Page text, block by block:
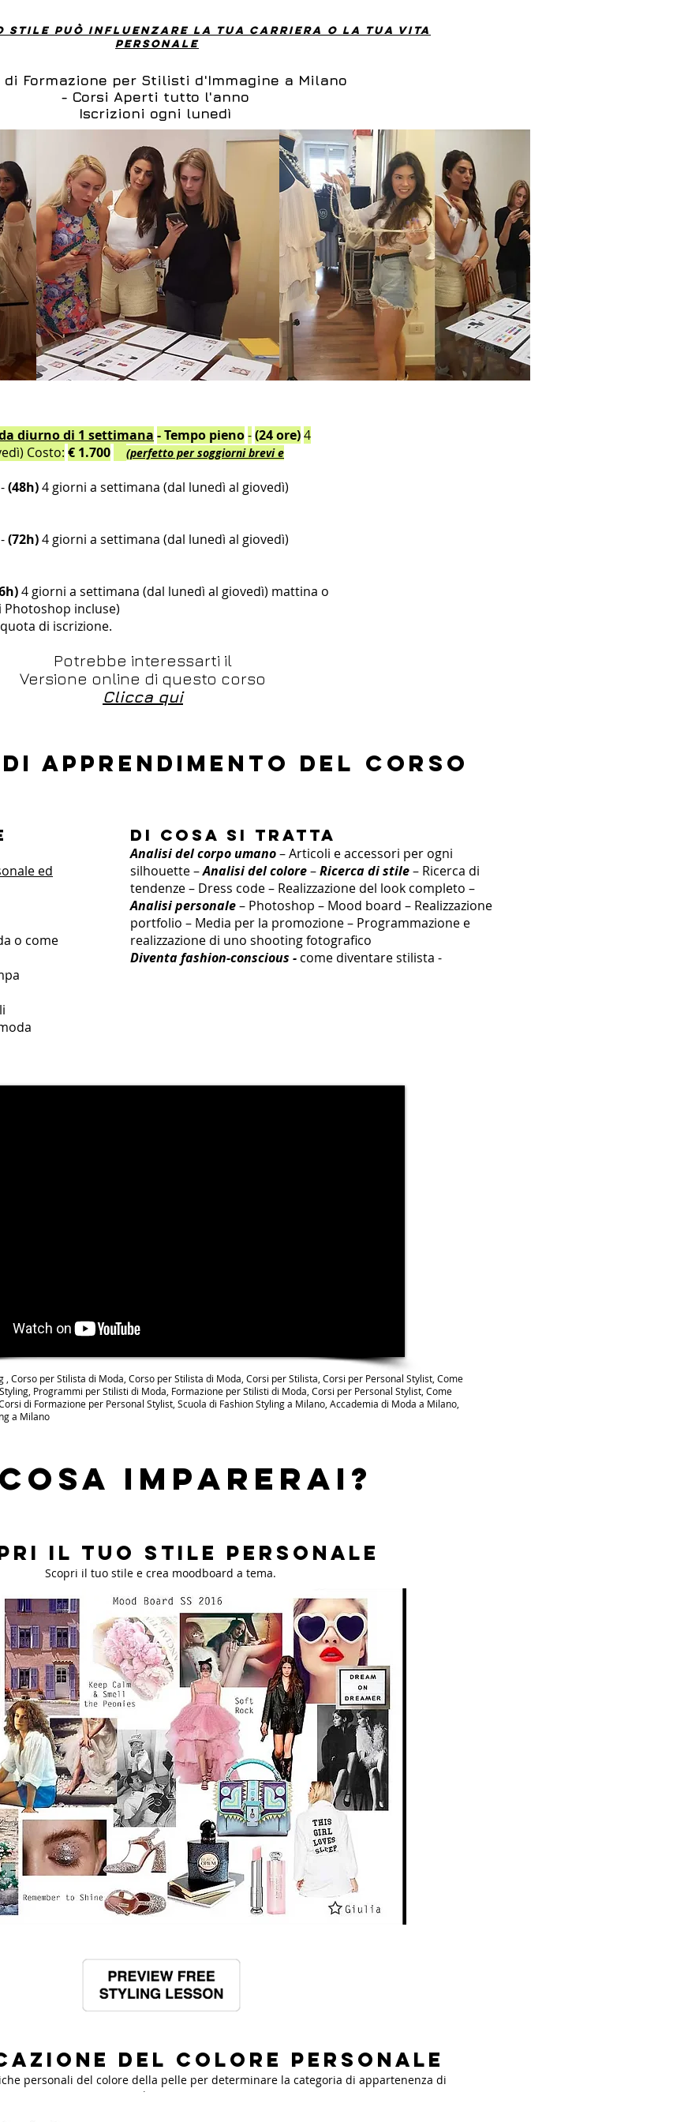
stile può influenzare la tua carriera o la tua vita
personale
di Formazione per Stilisti d'Immagine a Milano
- Corsi Aperti tutto l'anno
Iscrizioni ogni lunedì
diurno di 1 settimana - Tempo pieno-(24 ore)4
Costo: € 1.700
(perfetto per soggiorni brevi e
-(48h)4 giorni a settimana (dal lunedì al giovedì)
-(72h)4 giorni a settimana (dal lunedì al giovedì)
4 giorni a settimana (dal lunedì al giovedì) mattina o
Photoshop incluse)
di iscrizione.
Potrebbe interessarti il
Versione online di questo corso
Clicca qui
apprendimento del corso
ed
o come
Di cosa si tratta
Analisi del corpo umano– Articoli e accessori per ogni
silhouette –Analisi del colore–Ricerca di stile– Ricerca di
tendenze – Dress code – Realizzazione del look completo –
Analisi personale– Photoshop – Mood board – Realizzazione
portfolio – Media per la promozione – Programmazione e
realizzazione di uno shooting fotografico
Diventa fashion-conscious - come diventare stilista -
, Corso per Stilista di Moda, Corso per Stilista di Moda, Corsi per Stilista, Corsi per Personal Stylist, Come
Programmi per Stilisti di Moda, Formazione per Stilisti di Moda, Corsi per Personal Stylist, Come
di Formazione per Personal Stylist, Scuola di Fashion Styling a Milano, Accademia di Moda a Milano,
a Milano
cosa imparerai?
il tuo stile personale
Scopri il tuo stile e crea moodboard a tema.
del colore personale
personali del colore della pelle per determinare la categoria di appartenenza di
ciascuno.